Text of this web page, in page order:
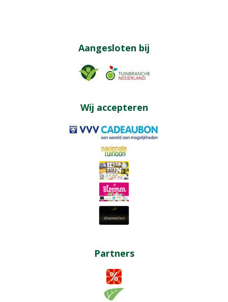
Aangesloten bij
Wij accepteren
Partners